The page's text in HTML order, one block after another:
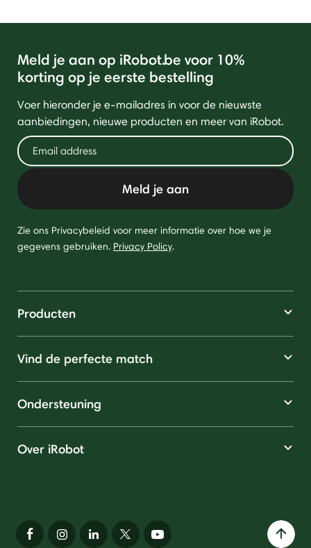
Meld je aan op iRobot.be voor 10%
korting op je eerste bestelling
Voer hieronder je e-mailadres in voor de nieuwste
aanbiedingen, nieuwe producten en meer van iRobot.
Meld je aan
Zie ons Privacybeleid voor meer informatie over hoe we je
gegevens gebruiken. Privacy Policy.
Producten
Vind de perfecte match
Ondersteuning
Over iRobot